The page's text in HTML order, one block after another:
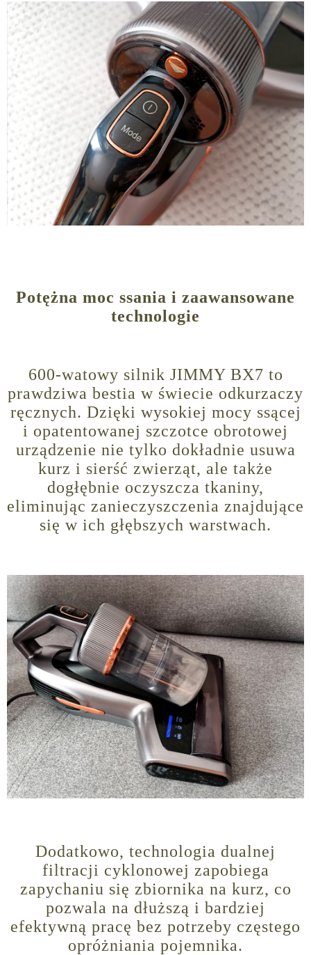
Potężna moc ssania i zaawansowane
technologie
600-watowy silnik JIMMY BX7 to
prawdziwa bestia w świecie odkurzaczy
ręcznych. Dzięki wysokiej mocy ssącej
i opatentowanej szczotce obrotowej
urządzenie nie tylko dokładnie usuwa
kurz i sierść zwierząt, ale także
dogłębnie oczyszcza tkaniny,
eliminując zanieczyszczenia znajdujące
się w ich głębszych warstwach.
Dodatkowo, technologia dualnej
filtracji cyklonowej zapobiega
zapychaniu się zbiornika na kurz, co
pozwala na dłuższą i bardziej
efektywną pracę bez potrzeby częstego
opróżniania pojemnika.